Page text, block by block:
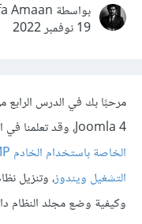
بواسطة Mostafa Amaan
19 نوفمبر 2022
مرحبًا بك في الدرس الرابع
Joomla 4، وقد تعلمنا في الدرسين السابقين
التشغيل ويندوز
وكيفية وضع مجلد النظام